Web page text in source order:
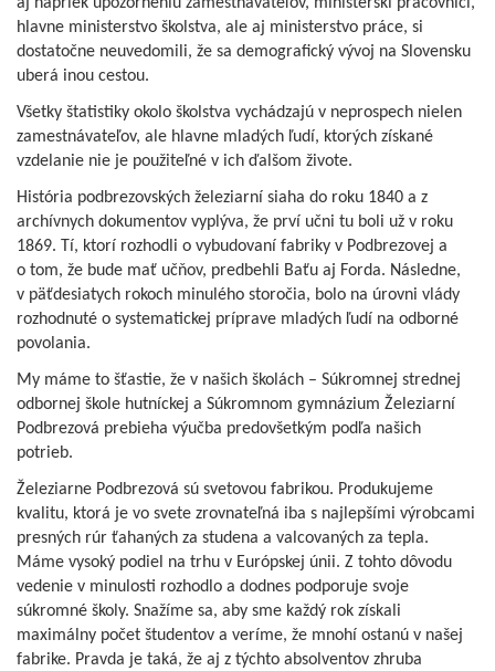
hlavne ministerstvo školstva, ale aj ministerstvo práce, si
dostatočne neuvedomili, že sa demografický vývoj na Slovensku
uberá inou cestou.
Všetky štatistiky okolo školstva vychádzajú v neprospech nielen
zamestnávateľov, ale hlavne mladých ľudí, ktorých získané
vzdelanie nie je použiteľné v ich ďalšom živote.
História podbrezovských železiarní siaha do roku 1840 a z
archívnych dokumentov vyplýva, že prví učni tu boli už v roku
1869. Tí, ktorí rozhodli o vybudovaní fabriky v Podbrezovej a
o tom, že bude mať učňov, predbehli Baťu aj Forda. Následne,
v päťdesiatych rokoch minulého storočia, bolo na úrovni vlády
rozhodnuté o systematickej príprave mladých ľudí na odborné
povolania.
My máme to šťastie, že v našich školách – Súkromnej strednej
odbornej škole hutníckej a Súkromnom gymnázium Železiarní
Podbrezová prebieha výučba predovšetkým podľa našich
potrieb.
Železiarne Podbrezová sú svetovou fabrikou. Produkujeme
kvalitu, ktorá je vo svete zrovnateľná iba s najlepšími výrobcami
presných rúr ťahaných za studena a valcovaných za tepla.
Máme vysoký podiel na trhu v Európskej únii. Z tohto dôvodu
vedenie v minulosti rozhodlo a dodnes podporuje svoje
súkromné školy. Snažíme sa, aby sme každý rok získali
maximálny počet študentov a veríme, že mnohí ostanú v našej
fabrike. Pravda je taká, že aj z týchto absolventov zhruba